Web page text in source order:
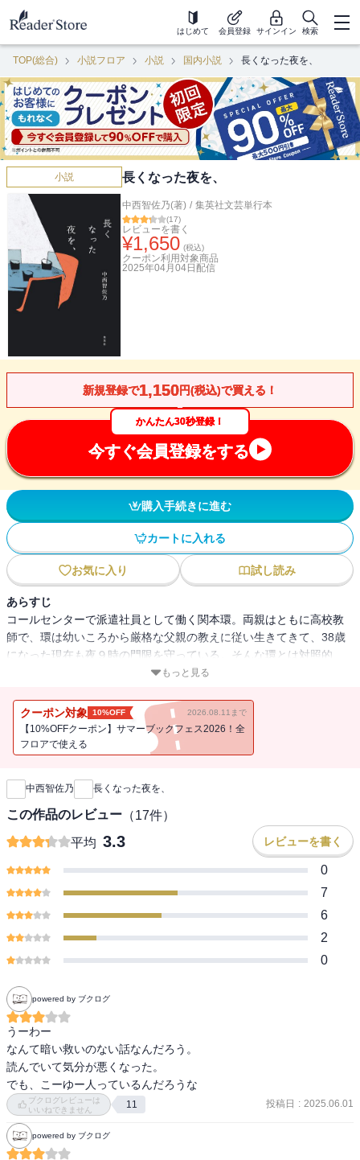
はじめて 会員登録 サインイン 検索
TOP(総合) 小説フロア 小説 国内小説 長くなった夜を、
小説 長くなった夜を、
中西智佐乃(著) / 集英社文芸単行本
(17)
レビューを書く
¥1,650 (税込)
クーポン利用対象商品
2025年04月04日 配信
新規登録で1,150円(税込)で買える！
かんたん30秒登録！
今すぐ会員登録をする
購入手続きに進む
カートに入れる
お気に入り 試し読み
あらすじ
コールセンターで派遣社員として働く関本環。両親はともに高校教
師で、環は幼いころから厳格な父親の教えに従い生きてきて、38歳
になった現在も夜９時の門限を守っている。そんな環とは対照的
に、両親に反発し自由奔放な妹の由梨は、離婚した夫との間に公彦
ら暮らしている。環はそんな妹に代わり、公彦の世話をしているう
ち、居なくてはならないかけがえのない存在になっていた。そんな
時、由梨は両親と決別し、実家を出てマンションで暮らし始める。
ンションを見に行く環だったが、由梨が公彦を置いて男と出かけ行
くのを目撃してしまう。心配の果てに、環は以前父が放った「ある
言葉」に突き動かされ、突発的な行動に出てしまい――。家族とい
うコミュニティーが抱える闇を露わにした問題作。
1985年、大阪府生まれ、大阪府在住。同志社大学文学部卒業。2019
年、「尾を喰う蛇」で第51回新潮新人賞を受賞。著書に『狭間の者
たちへ』がある。
もっと見る
クーポン対象 10%OFF 2026.08.11まで
【10%OFFクーポン】サマーブックフェス2026！全
フロアで使える
新刊通知
中西智佐乃 長くなった夜を、
この作品のレビュー （17件）
平均 3.3 レビューを書く
0
7
6
2
0
powered by ブクログ
うーわー
なんて暗い救いのない話なんだろう。
読んでいて気分が悪くなった。
でも、こーゆー人っているんだろうな
ブクログレビューは
いいねできません
11 投稿日 : 2025.06.01
powered by ブクログ